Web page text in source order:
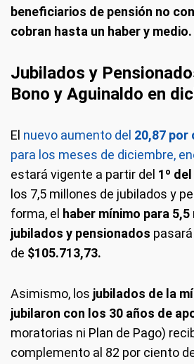
beneficiarios de pensión no
cobran hasta un haber y medio.
Jubilados y
Bono y Aguinaldo en
El nuevo aumento del 20,87 por
para los meses de diciembre,
estará vigente a partir del 1º
los 7,5 millones de jubilados y
forma, el haber mínimo para
jubilados y pensionados
de $105.713,73.
Asimismo, los jubilados de la
jubilaron con los 30 años de
moratorias ni Plan de Pago)
complemento al 82 por ciento